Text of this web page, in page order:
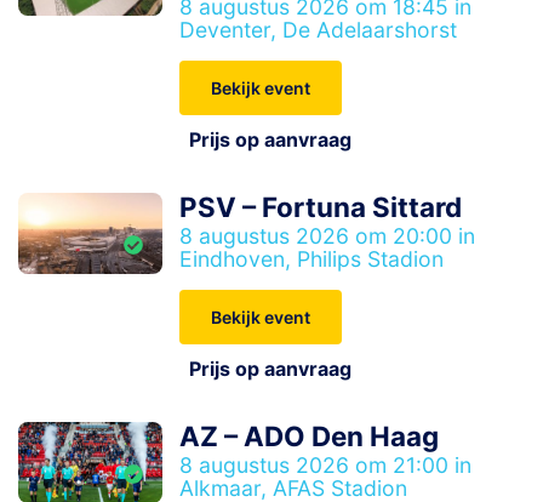
8 augustus 2026 om 18:45 in
Deventer, De Adelaarshorst
Bekijk event
Prijs op aanvraag
PSV – Fortuna Sittard
8 augustus 2026 om 20:00 in
Eindhoven, Philips Stadion
Bekijk event
Prijs op aanvraag
AZ – ADO Den Haag
8 augustus 2026 om 21:00 in
Alkmaar, AFAS Stadion